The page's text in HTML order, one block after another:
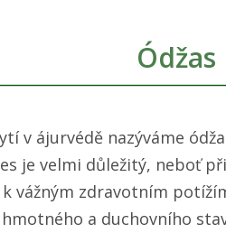
Ódžas
v ájurvédě nazýváme
je velmi důležitý, neboť
vážným zdravotním
a duchovního